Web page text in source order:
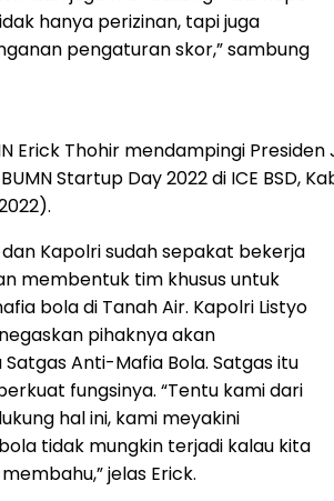
hanya perizinan, tapi juga
pengaturan skor,” sambung
Erick Thohir mendampingi
Startup Day 2022 di ICE BSD,
dan Kapolri sudah sepakat bekerja
membentuk tim khusus untuk
bola di Tanah Air. Kapolri Listyo
pihaknya akan
Anti-Mafia Bola. Satgas itu
fungsinya. “Tentu kami dari
hal ini, kami meyakini
tidak mungkin terjadi kalau kita
jelas Erick.